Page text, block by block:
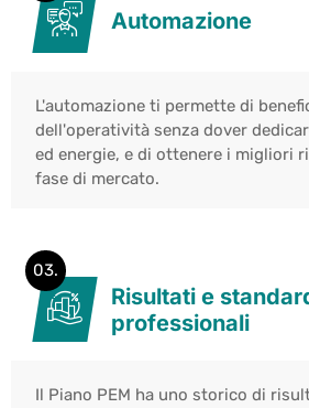
Automazione
L'automazione ti permette di
dell'operatività senza dover
ed energie, e di ottenere i migliori
fase di mercato.
03.
Risultati e
professionali
Il Piano PEM ha uno storico di